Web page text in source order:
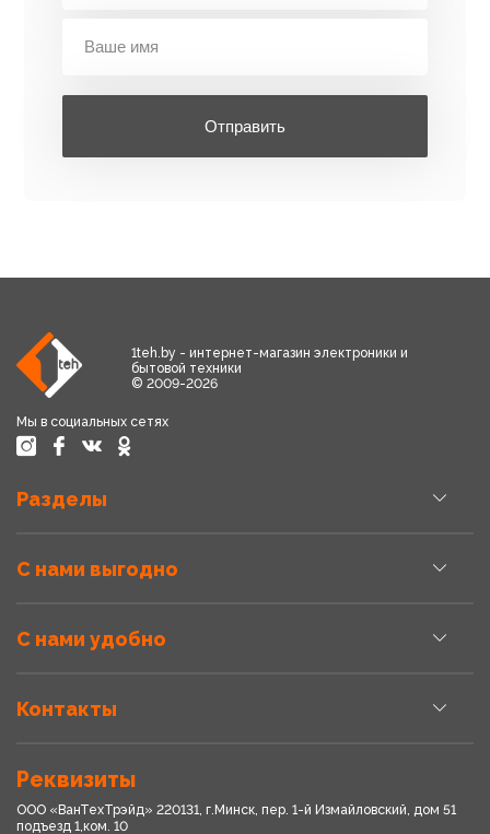
Отправить
1teh.by - интернет-магазин электроники и
бытовой техники
© 2009-2026
Мы в социальных сетях
Разделы
С нами выгодно
С нами удобно
Контакты
Реквизиты
ООО «ВанТехТрэйд» 220131, г.Минск, пер. 1-й Измайловский, дом 51
подъезд 1,ком. 10